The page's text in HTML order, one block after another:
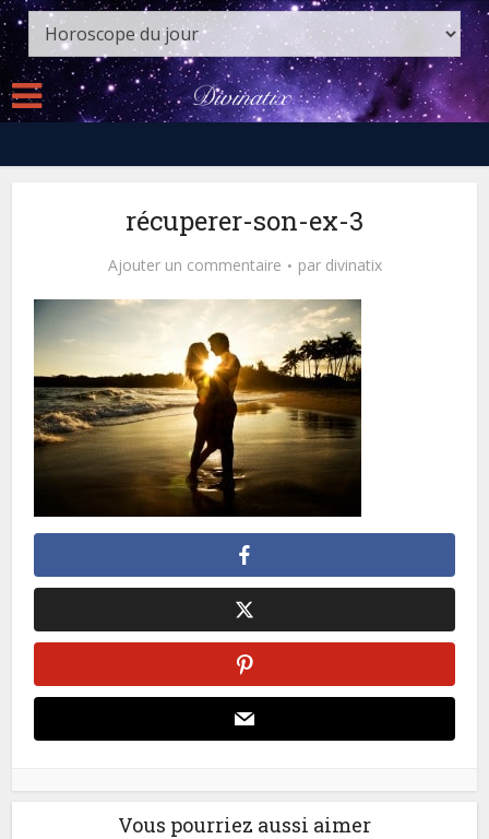
récuperer-son-ex-3
Ajouter un commentaire par divinatix
Vous pourriez aussi aimer